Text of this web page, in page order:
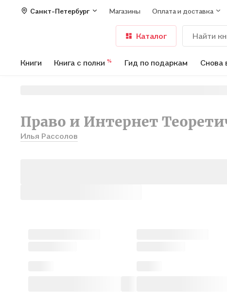
Санкт-Петербург Магазины Оплата и доставка
Каталог
Книги Книга с полки % Гид по подаркам Снова
Право и Интернет
Илья Рассолов